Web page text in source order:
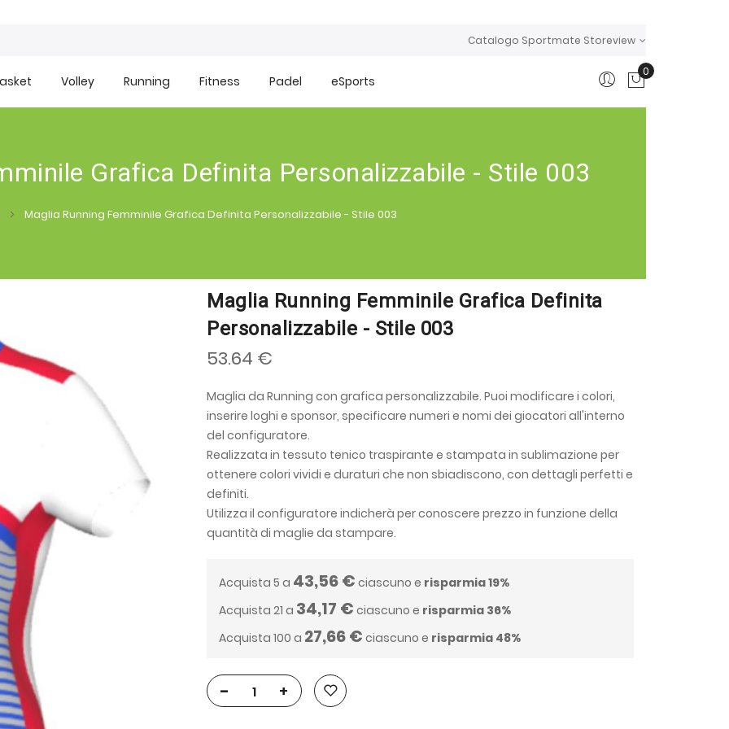
Catalogo Sportmate Storeview
Volley Running Fitness Padel eSports
0
Grafica Definita Personalizzabile - Stile 003
Maglia Running Femminile Grafica Definita Personalizzabile - Stile 003
Maglia Running Femminile Grafica Definita
Personalizzabile - Stile 003
53.64 €
Maglia da Running con grafica personalizzabile. Puoi modificare i colori,
inserire loghi e sponsor, specificare numeri e nomi dei giocatori all'interno
del configuratore.
Realizzata in tessuto tenico traspirante e stampata in sublimazione per
ottenere colori vividi e duraturi che non sbiadiscono, con dettagli perfetti e
definiti.
Utilizza il configuratore indicherà per conoscere prezzo in funzione della
quantità di maglie da stampare.
Acquista 5 a 43,56 € ciascuno e risparmia19%
Acquista 21 a 34,17 € ciascuno e risparmia 36%
Acquista 100 a 27,66 € ciascuno e risparmia 48%
- +